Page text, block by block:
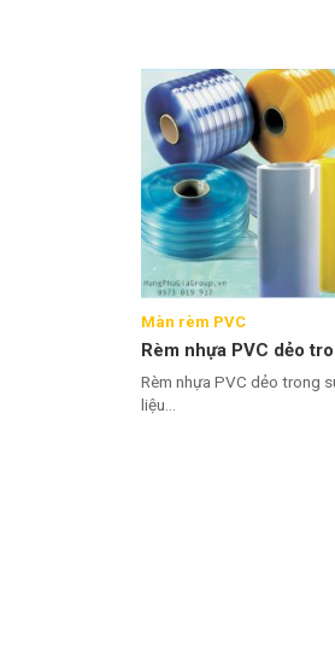
Màn rèm PVC
Rèm nhựa PVC dẻo
Rèm nhựa PVC dẻo trong
liệu...